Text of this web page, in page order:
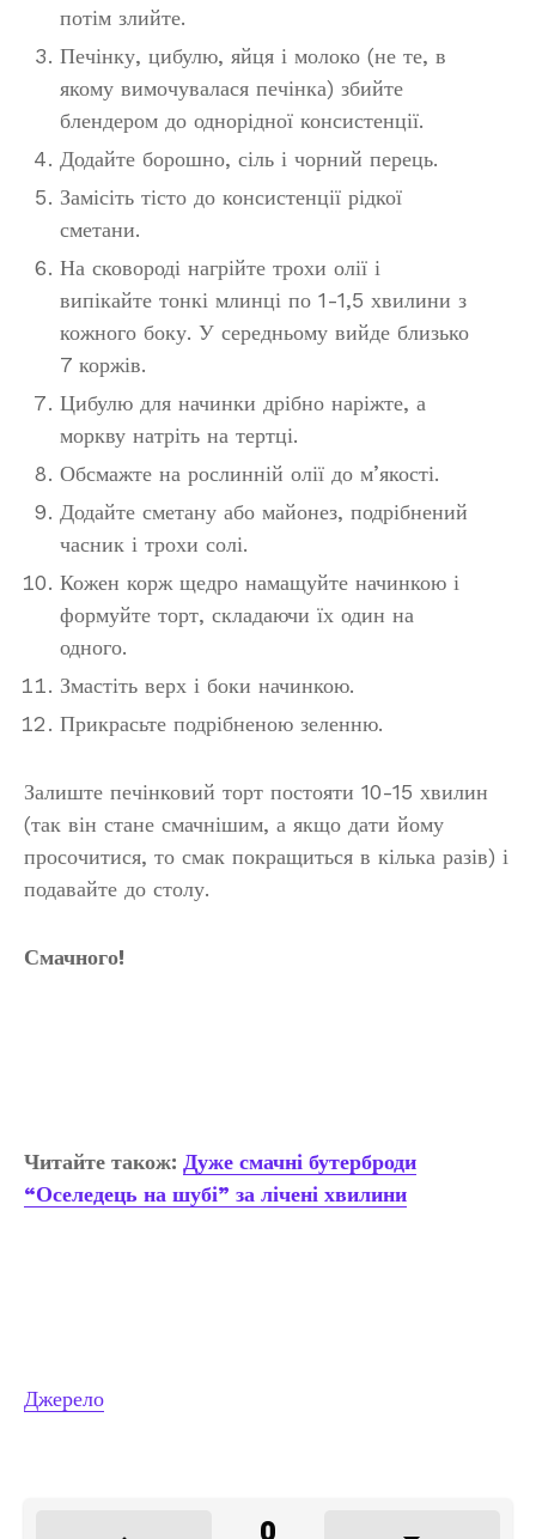
потім злийте.
Печінку, цибулю, яйця і молоко (не те, в
якому вимочувалася печінка) збийте
блендером до однорідної консистенції.
Додайте борошно, сіль і чорний перець.
Замісіть тісто до консистенції рідкої
сметани.
На сковороді нагрійте трохи олії і
випікайте тонкі млинці по 1-1,5 хвилини з
кожного боку. У середньому вийде близько
7 коржів.
Цибулю для начинки дрібно наріжте, а
моркву натріть на тертці.
Обсмажте на рослинній олії до м’якості.
Додайте сметану або майонез, подрібнений
часник і трохи солі.
Кожен корж щедро намащуйте начинкою і
формуйте торт, складаючи їх один на
одного.
Змастіть верх і боки начинкою.
Прикрасьте подрібненою зеленню.
Залиште печінковий торт постояти 10-15 хвилин
(так він стане смачнішим, а якщо дати йому
просочитися, то смак покращиться в кілька разів) і
подавайте до столу.
Смачного!
Читайте також: Дуже смачні бутерброди
“Оселедець на шубі” за лічені хвилини
Джерело